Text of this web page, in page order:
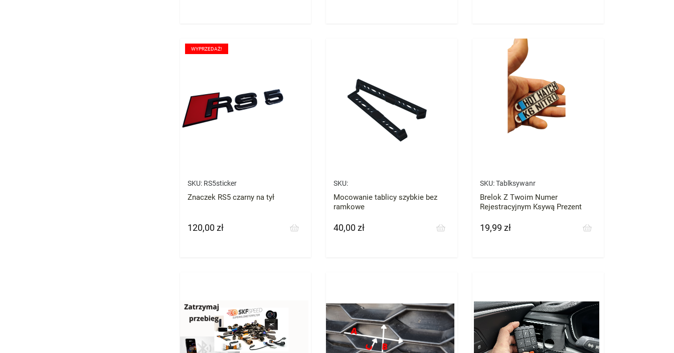
SKU: RS5sticker
Znaczek RS5 czarny na tył
Cena
120,00 zł
WYPRZEDAŻ!
SKU:
Mocowanie tablicy szybkie bez
ramkowe
Cena
40,00 zł
SKU: Tablksywanr
Brelok Z Twoim Numer
Rejestracyjnym Ksywą Prezent
Cena
19,99 zł